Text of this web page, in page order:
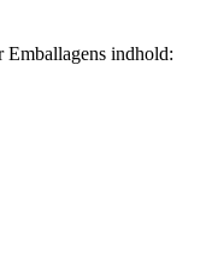
indhold: